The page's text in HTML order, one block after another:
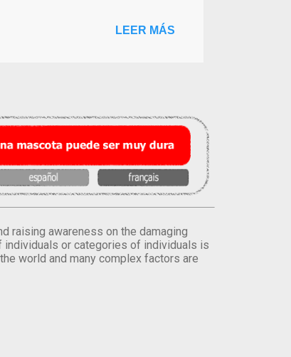
LEER MÁS
raising awareness on the damaging
or categories of individuals is
world and many complex factors are